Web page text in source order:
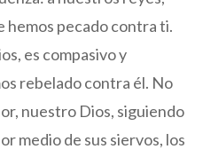
hemos pecado contra ti.
es compasivo y
rebelado contra él. No
nuestro Dios, siguiendo
medio de sus siervos, los